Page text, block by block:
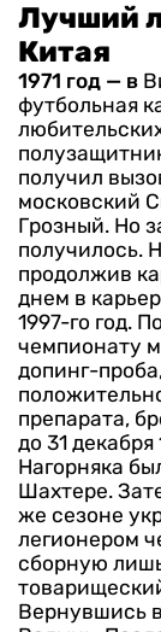
Лучший
Китая
1971 год — в
футбольная
получил
московский
Грозный. Но
получилось.
продолжив
днем в
1997-го год.
чемпионату
допинг-
препарата,
до 31
Нагорняка
Шахтере.
же сезоне
легионером
сборную
Вернувшись